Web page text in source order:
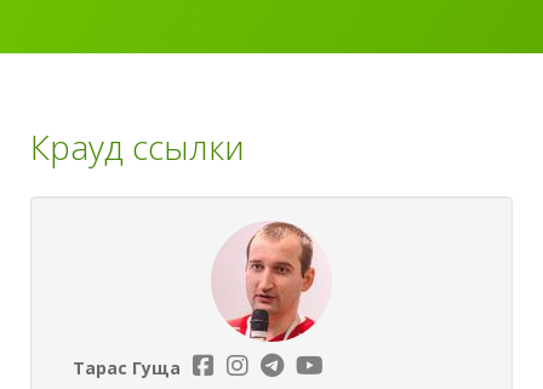
Крауд ссылки
Тарас Гуща